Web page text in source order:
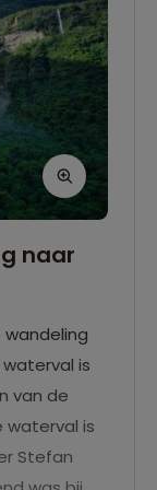
naar
is
van de
waterval is
Stefan